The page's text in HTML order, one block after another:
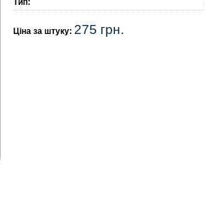
Тип:
Ціна за штуку: 275 грн.